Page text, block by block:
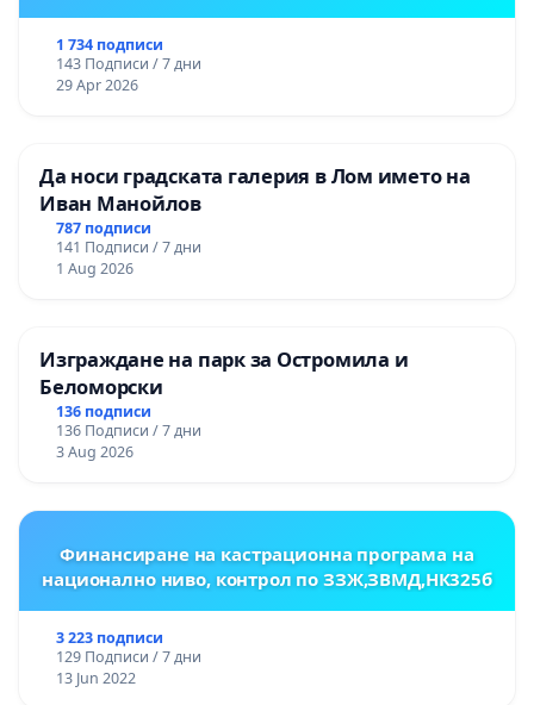
1 734 подписи
143 Подписи / 7 дни
29 Apr 2026
Да носи градската галерия в Лом името на
Иван Манойлов
787 подписи
141 Подписи / 7 дни
1 Aug 2026
Изграждане на парк за Остромила и
Беломорски
136 подписи
136 Подписи / 7 дни
3 Aug 2026
Финансиране на кастрационна програма на
национално ниво, контрол по ЗЗЖ,ЗВМД,НК325б
3 223 подписи
129 Подписи / 7 дни
13 Jun 2022